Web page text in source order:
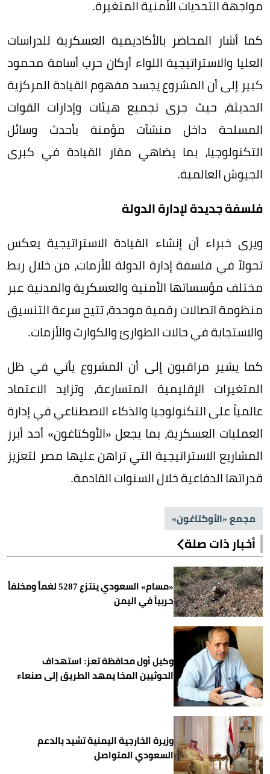
مواجهة التحديات الأمنية المتغيرة.
كما أشار المحاضر بالأكاديمية العسكرية للدراسات
العليا والاستراتيجية اللواء أركان حرب أسامة محمود
كبير إلى أن المشروع يجسد مفهوم القيادة المركزية
الحديثة، حيث جرى تجميع هيئات وإدارات القوات
المسلحة داخل منشآت مؤمنة بأحدث وسائل
التكنولوجيا، بما يضاهي مقار القيادة في كبرى
الجيوش العالمية.
فلسفة جديدة لإدارة الدولة
ويرى خبراء أن إنشاء القيادة الاستراتيجية يعكس
تحولاً في فلسفة إدارة الدولة للأزمات، من خلال ربط
مختلف مؤسساتها الأمنية والعسكرية والمدنية عبر
منظومة اتصالات رقمية موحدة، تتيح سرعة التنسيق
والاستجابة في حالات الطوارئ والكوارث والأزمات.
كما يشير مراقبون إلى أن المشروع يأتي في ظل
المتغيرات الإقليمية المتسارعة، وتزايد الاعتماد
عالمياً على التكنولوجيا والذكاء الاصطناعي في إدارة
العمليات العسكرية، بما يجعل «الأوكتاغون» أحد أبرز
المشاريع الاستراتيجية التي تراهن عليها مصر لتعزيز
قدراتها الدفاعية خلال السنوات القادمة.
مجمع «الأوكتاغون»
أخبار ذات صلة
«مسام» السعودي ينتزع 5287 لغماً ومخلفاً
حربياً في اليمن
وكيل أول محافظة تعز: استهداف
الحوثيين المخا يمهد الطريق إلى صنعاء
وزيرة الخارجية اليمنية تشيد بالدعم
السعودي المتواصل